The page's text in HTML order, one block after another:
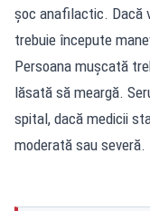
șoc anafilactic. Dacă
trebuie începute
Persoana mușcată
lăsată să meargă.
spital, dacă medicii
moderată sau severă.